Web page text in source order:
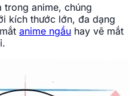
anime, chúng
kích thước lớn, đa dạng
anime ngầu hay vẽ mắt